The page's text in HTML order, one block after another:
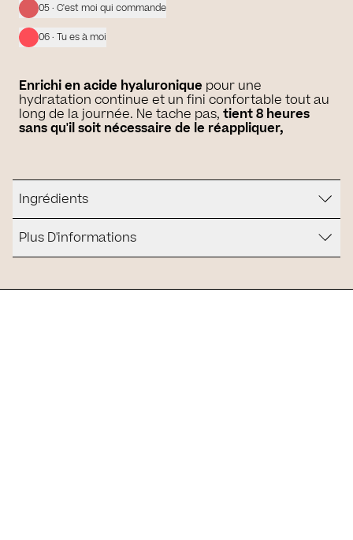
05 · C'est moi qui commande
06 · Tu es à moi
Enrichi en acide hyaluronique pour une
hydratation continue et un fini confortable tout au
long de la journée. Ne tache pas, tient 8 heures
sans qu'il soit nécessaire de le réappliquer,
Ingrédients
Plus D'informations